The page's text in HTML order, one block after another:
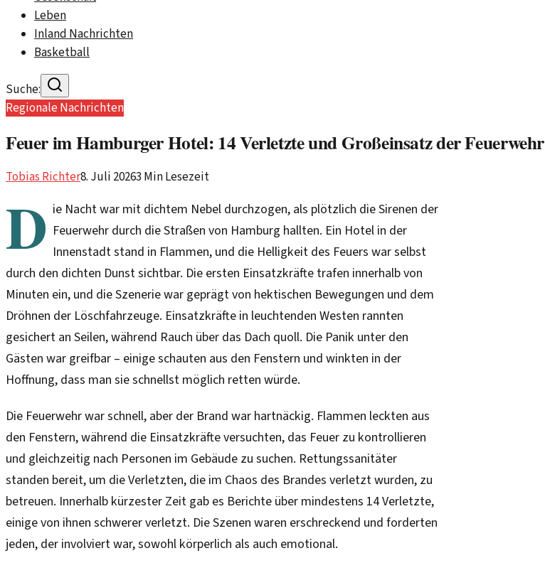
Leben
Inland Nachrichten
Basketball
Suche:
Regionale Nachrichten
Feuer im Hamburger Hotel: 14 Verletzte und Großeinsatz der Feuerwehr
Tobias Richter8. Juli 20263 Min Lesezeit
D ie Nacht war mit dichtem Nebel durchzogen, als plötzlich die Sirenen der
Feuerwehr durch die Straßen von Hamburg hallten. Ein Hotel in der
Innenstadt stand in Flammen, und die Helligkeit des Feuers war selbst
durch den dichten Dunst sichtbar. Die ersten Einsatzkräfte trafen innerhalb von
Minuten ein, und die Szenerie war geprägt von hektischen Bewegungen und dem
Dröhnen der Löschfahrzeuge. Einsatzkräfte in leuchtenden Westen rannten
gesichert an Seilen, während Rauch über das Dach quoll. Die Panik unter den
Gästen war greifbar – einige schauten aus den Fenstern und winkten in der
Hoffnung, dass man sie schnellst möglich retten würde.
Die Feuerwehr war schnell, aber der Brand war hartnäckig. Flammen leckten aus
den Fenstern, während die Einsatzkräfte versuchten, das Feuer zu kontrollieren
und gleichzeitig nach Personen im Gebäude zu suchen. Rettungssanitäter
standen bereit, um die Verletzten, die im Chaos des Brandes verletzt wurden, zu
betreuen. Innerhalb kürzester Zeit gab es Berichte über mindestens 14 Verletzte,
einige von ihnen schwerer verletzt. Die Szenen waren erschreckend und forderten
jeden, der involviert war, sowohl körperlich als auch emotional.